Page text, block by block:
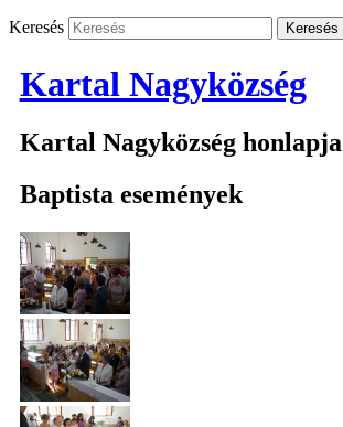
Keresés
Kartal Nagyközség
Kartal Nagyközség honlapja
Baptista események